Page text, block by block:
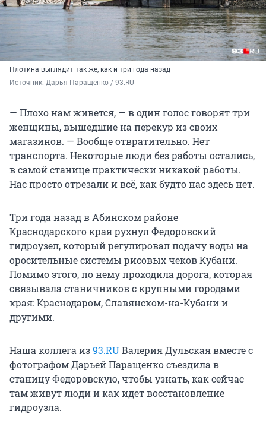
Плотина выглядит так же, как и три года назад
Источник: Дарья Паращенко / 93.RU
— Плохо нам живется, — в один голос говорят три
женщины, вышедшие на перекур из своих
магазинов. — Вообще отвратительно. Нет
транспорта. Некоторые люди без работы остались,
в самой станице практически никакой работы.
Нас просто отрезали и всё, как будто нас здесь нет.
Три года назад в Абинском районе
Краснодарского края рухнул Федоровский
гидроузел, который регулировал подачу воды на
оросительные системы рисовых чеков Кубани.
Помимо этого, по нему проходила дорога, которая
связывала станичников с крупными городами
края: Краснодаром, Славянском-на-Кубани и
другими.
Наша коллега из93.RUВалерия Дульская вместе с
фотографом Дарьей Паращенко съездила в
станицу Федоровскую, чтобы узнать, как сейчас
там живут люди и как идет восстановление
гидроузла.